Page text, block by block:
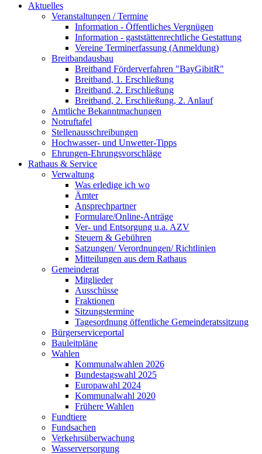
Aktuelles
Veranstaltungen / Termine
Information - Öffentliches Vergnügen
Information - gaststättenrechtliche Gestattung
Vereine Terminerfassung (Anmeldung)
Breitbandausbau
Breitband Förderverfahren "BayGibitR"
Breitband, 1. Erschließung
Breitband, 2. Erschließung
Breitband, 2. Erschließung, 2. Anlauf
Amtliche Bekanntmachungen
Notruftafel
Stellenausschreibungen
Hochwasser- und Unwetter-Tipps
Ehrungen-Ehrungsvorschläge
Rathaus & Service
Verwaltung
Was erledige ich wo
Ämter
Ansprechpartner
Formulare/Online-Anträge
Ver- und Entsorgung u.a. AZV
Steuern & Gebühren
Satzungen/ Verordnungen/ Richtlinien
Mitteilungen aus dem Rathaus
Gemeinderat
Mitglieder
Ausschüsse
Fraktionen
Sitzungstermine
Tagesordnung öffentliche Gemeinderatssitzung
Bürgerserviceportal
Bauleitpläne
Wahlen
Kommunalwahlen 2026
Bundestagswahl 2025
Europawahl 2024
Kommunalwahl 2020
Frühere Wahlen
Fundtiere
Fundsachen
Verkehrsüberwachung
Wasserversorgung